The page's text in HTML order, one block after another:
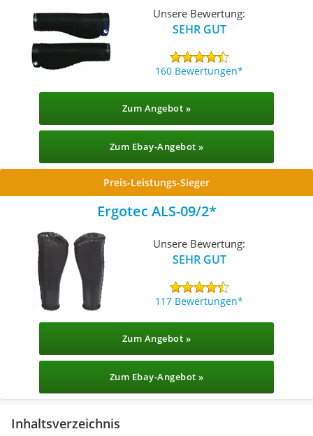
Unsere Bewertung:
SEHR GUT
160 Bewertungen
Zum Angebot »
Zum Ebay-Angebot »
Preis-Leistungs-Sieger
Ergotec ALS-09/2
Unsere Bewertung:
SEHR GUT
117 Bewertungen
Zum Angebot »
Zum Ebay-Angebot »
Inhaltsverzeichnis